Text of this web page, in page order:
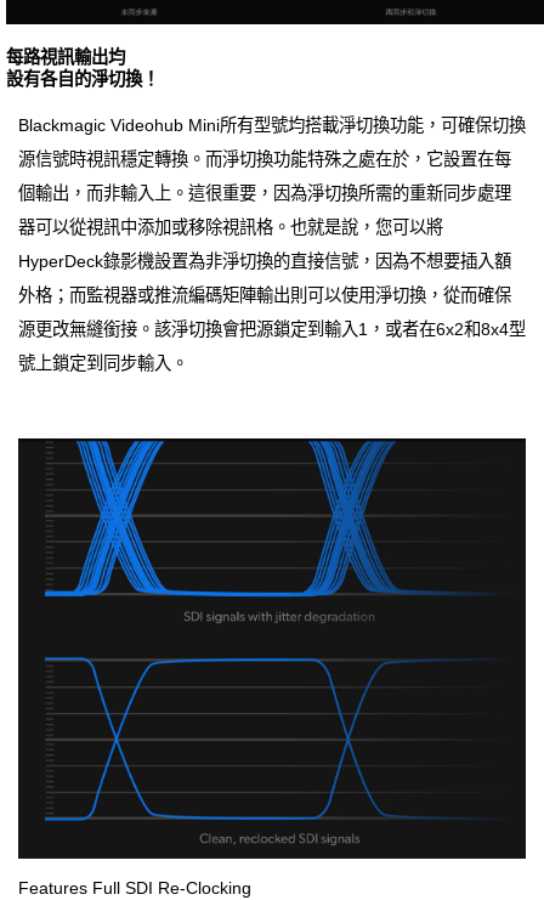
每路視訊輸出均
設有各自的淨切換！
Blackmagic Videohub Mini所有型號均搭載淨切換功能，可確保切換
源信號時視訊穩定轉換。而淨切換功能特殊之處在於，它設置在每
個輸出，而非輸入上。這很重要，因為淨切換所需的重新同步處理
器可以從視訊中添加或移除視訊格。也就是說，您可以將
HyperDeck錄影機設置為非淨切換的直接信號，因為不想要插入額
外格；而監視器或推流編碼矩陣輸出則可以使用淨切換，從而確保
源更改無縫銜接。該淨切換會把源鎖定到輸入1，或者在6x2和8x4型
號上鎖定到同步輸入。
Features Full SDI Re-Clocking